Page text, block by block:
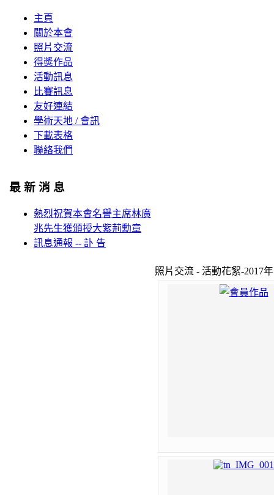
主頁
關於本會
照片交流
得獎作品
活動訊息
比賽訊息
友好連結
學術天地 / 會訊
下載表格
聯絡我們
最 新 消 息
熱烈祝賀本會名譽主席林廣
兆先生獲頒授大紫荊勳章
訊息通報 -- 訃 告
照片交流 - 活動花絮-2017